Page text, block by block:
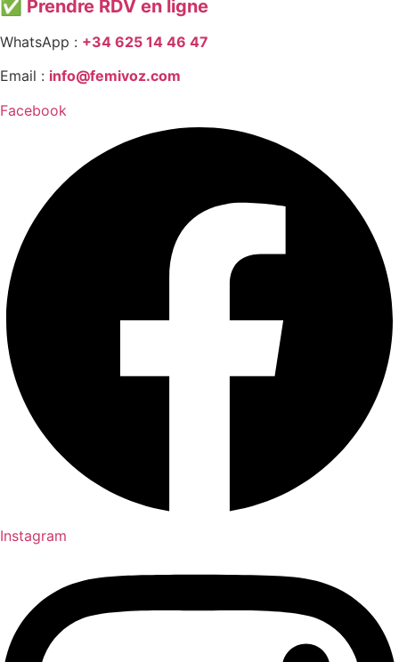
✅ Prendre RDV en ligne
WhatsApp : +34 625 14 46 47
Email : info@femivoz.com
Facebook
Instagram